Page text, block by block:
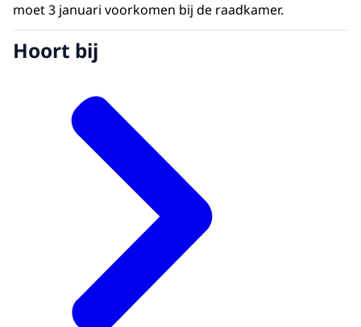
moet 3 januari voorkomen bij de raadkamer.
Hoort bij